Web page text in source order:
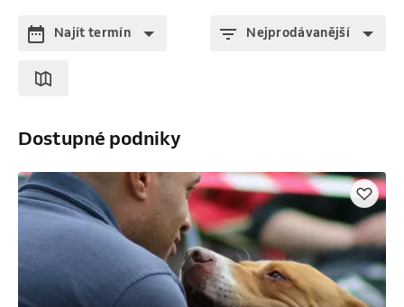
Najít termín Nejprodávanější
Dostupné podniky